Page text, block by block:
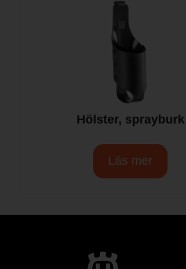
Hölster, sprayburk
Läs mer